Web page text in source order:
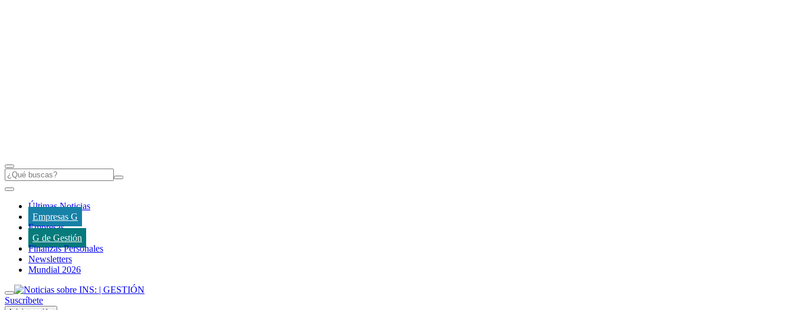
Últimas Noticias
Empresas G
Empresas
G de Gestión
Finanzas Personales
Newsletters
Mundial 2026
Suscríbete